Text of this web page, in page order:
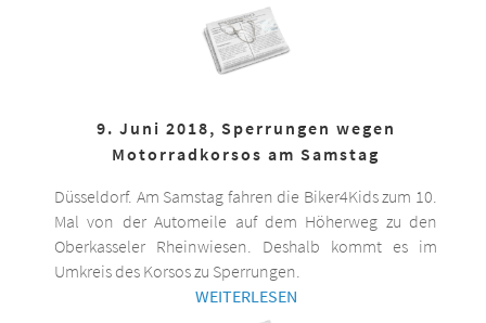
9. Juni 2018, Sperrungen wegen
Motorradkorsos am Samstag
Düsseldorf. Am Samstag fahren die Biker4Kids zum 10.
Mal von der Automeile auf dem Höherweg zu den
Oberkasseler Rheinwiesen. Deshalb kommt es im
Umkreis des Korsos zu Sperrungen.
WEITERLESEN